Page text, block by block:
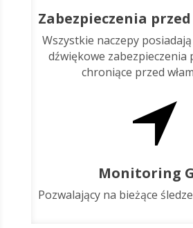
Zabezpieczenia
Wszystkie naczepy
dźwiękowe zabezpieczenia
chroniące przed
Monitoring
Pozwalający na bieżące